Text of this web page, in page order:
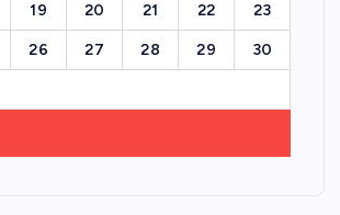
19 20 21 22 23
26 27 28 29 30